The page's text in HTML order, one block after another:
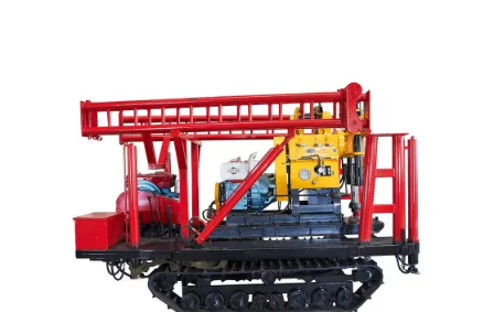
COMPANY
SITEMAP